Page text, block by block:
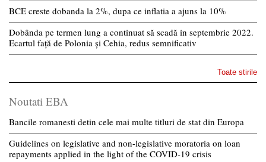
BCE creste dobanda la 2%, dupa ce inflatia a ajuns la 10%
Dobânda pe termen lung a continuat să scadă in septembrie 2022.
Ecartul față de Polonia și Cehia, redus semnificativ
Toate stirile
Noutati EBA
Bancile romanesti detin cele mai multe titluri de stat din Europa
Guidelines on legislative and non-legislative moratoria on loan
repayments applied in the light of the COVID-19 crisis